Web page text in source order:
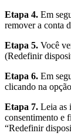
Etapa 4. Em
remover a conta
Etapa 5. Você
(Redefinir
Etapa 6. Em
clicando na
Etapa 7. Leia as
consentimento e
“Redefinir